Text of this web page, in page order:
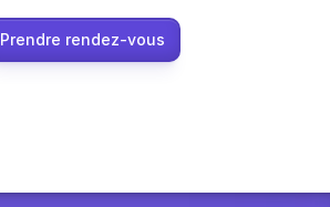
Prendre rendez-vous